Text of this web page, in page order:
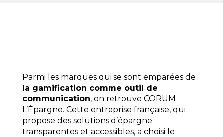
Parmi les marques qui se sont emparées de
la gamification comme outil de
communication, on retrouve CORUM
L’Épargne. Cette entreprise française, qui
propose des solutions d’épargne
transparentes et accessibles, a choisi le